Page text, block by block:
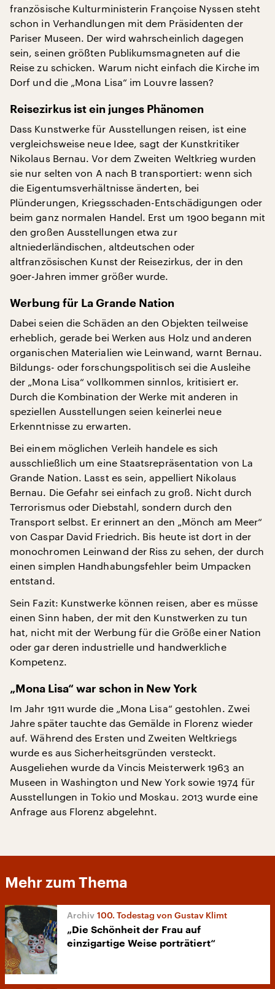
französische Kulturministerin Françoise Nyssen steht
schon in Verhandlungen mit dem Präsidenten der
Pariser Museen. Der wird wahrscheinlich dagegen
sein, seinen größten Publikumsmagneten auf die
Reise zu schicken. Warum nicht einfach die Kirche im
Dorf und die „Mona Lisa“ im Louvre lassen?
Reisezirkus ist ein junges Phänomen
Dass Kunstwerke für Ausstellungen reisen, ist eine
vergleichsweise neue Idee, sagt der Kunstkritiker
Nikolaus Bernau. Vor dem Zweiten Weltkrieg wurden
sie nur selten von A nach B transportiert: wenn sich
die Eigentumsverhältnisse änderten, bei
Plünderungen, Kriegsschaden-Entschädigungen oder
beim ganz normalen Handel. Erst um 1900 begann mit
den großen Ausstellungen etwa zur
altniederländischen, altdeutschen oder
altfranzösischen Kunst der Reisezirkus, der in den
90er-Jahren immer größer wurde.
Werbung für La Grande Nation
Dabei seien die Schäden an den Objekten teilweise
erheblich, gerade bei Werken aus Holz und anderen
organischen Materialien wie Leinwand, warnt Bernau.
Bildungs- oder forschungspolitisch sei die Ausleihe
der „Mona Lisa“ vollkommen sinnlos, kritisiert er.
Durch die Kombination der Werke mit anderen in
speziellen Ausstellungen seien keinerlei neue
Erkenntnisse zu erwarten.
Bei einem möglichen Verleih handele es sich
ausschließlich um eine Staatsrepräsentation von La
Grande Nation. Lasst es sein, appelliert Nikolaus
Bernau. Die Gefahr sei einfach zu groß. Nicht durch
Terrorismus oder Diebstahl, sondern durch den
Transport selbst. Er erinnert an den „Mönch am Meer“
von Caspar David Friedrich. Bis heute ist dort in der
monochromen Leinwand der Riss zu sehen, der durch
einen simplen Handhabungsfehler beim Umpacken
entstand.
Sein Fazit: Kunstwerke können reisen, aber es müsse
einen Sinn haben, der mit den Kunstwerken zu tun
hat, nicht mit der Werbung für die Größe einer Nation
oder gar deren industrielle und handwerkliche
Kompetenz.
„Mona Lisa“ war schon in New York
Im Jahr 1911 wurde die „Mona Lisa“ gestohlen. Zwei
Jahre später tauchte das Gemälde in Florenz wieder
auf. Während des Ersten und Zweiten Weltkriegs
wurde es aus Sicherheitsgründen versteckt.
Ausgeliehen wurde da Vincis Meisterwerk 1963 an
Museen in Washington und New York sowie 1974 für
Ausstellungen in Tokio und Moskau. 2013 wurde eine
Anfrage aus Florenz abgelehnt.
Mehr zum Thema
100. Todestag von Gustav Klimt
„Die Schönheit der Frau auf
einzigartige Weise porträtiert“